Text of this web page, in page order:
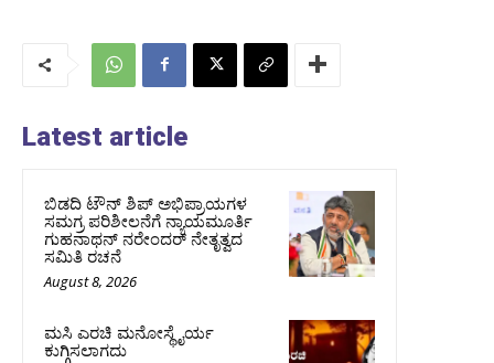
Latest article
ಬಿಡದಿ ಟೌನ್ ಶಿಪ್ ಅಭಿಪ್ರಾಯಗಳ
ಸಮಗ್ರ ಪರಿಶೀಲನೆಗೆ ನ್ಯಾಯಮೂರ್ತಿ
ಗುಹನಾಥನ್ ನರೇಂದರ್ ನೇತೃತ್ವದ
ಸಮಿತಿ ರಚನೆ
August 8, 2026
ಮಸಿ ಎರಚಿ ಮನೋಸ್ಥೈರ್ಯ
ಕುಗ್ಗಿಸಲಾಗದು